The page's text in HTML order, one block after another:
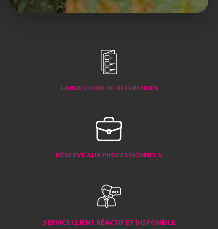
LARGE CHOIX DE RÉFÉRENCES
RÉSERVÉ AUX PROFESSIONNELS
SERVICE CLIENT RÉACTIF ET DISPONIBLE